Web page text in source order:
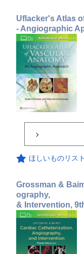
Uflacker's Atlas
- Angiographic
ほしいものリス
Grossman &
ography,
& Intervention,